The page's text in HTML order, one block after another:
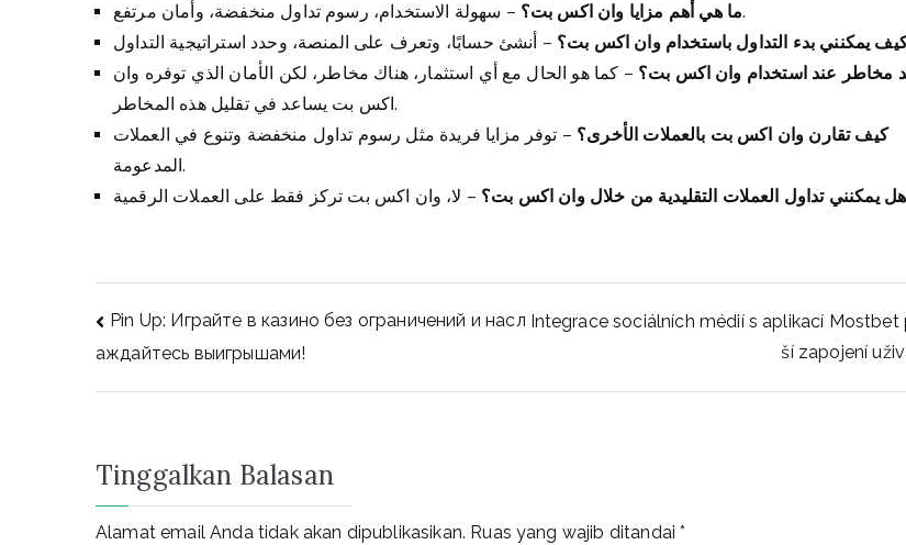
ما هي أهم مزايا وان اكس بت؟– سهولة الاستخدام، رسوم تداول منخفضة، وأمان مرتفع.
يمكنني بدء التداول باستخدام وان اكس بت؟
مخاطر عند استخدام وان اكس بت؟ – كما هو الحال مع أي استثمار، هناك مخاطر، لكن الأمان الذي توفره وان
اكس بت يساعد في تقليل هذه المخاطر.
كيف تقارن وان اكس بت بالعملات الأخرى؟ – توفر مزايا فريدة مثل رسوم تداول منخفضة وتنوع في العملات
المدعومة.
هل يمكنني تداول العملات التقليدية من خلال وان اكس بت؟
Navigasi
pos
Pin Up: Играйте в казино без ограничений и насл
аждайтесь выигрышами!
Integrace sociálních médií s aplikací Mostbet
ší zapojení
Tinggalkan Balasan
Alamat email Anda tidak akan dipublikasikan. Ruas yang wajib ditandai*